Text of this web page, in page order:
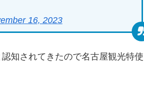
16, 2023
知されてきたので名古屋観光特使